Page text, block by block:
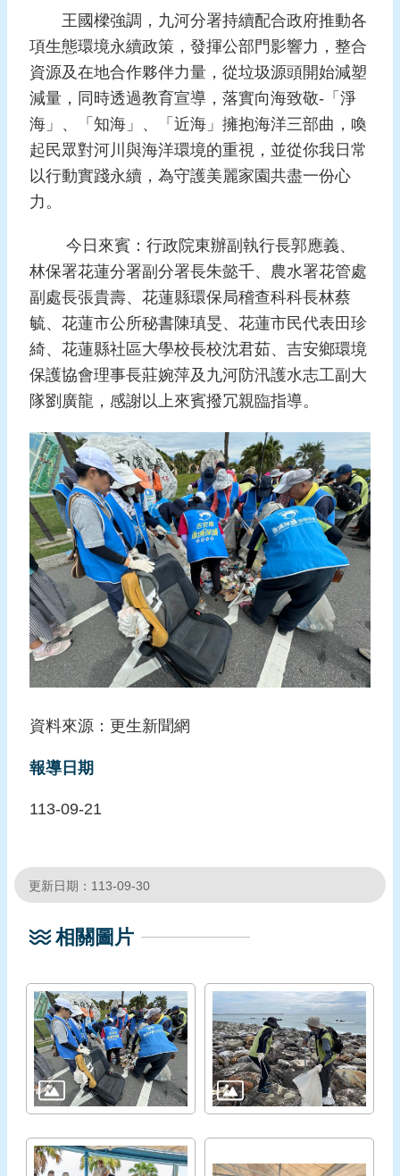
王國樑強調，九河分署持續配合政府推動各
項生態環境永續政策，發揮公部門影響力，整合
資源及在地合作夥伴力量，從垃圾源頭開始減塑
減量，同時透過教育宣導，落實向海致敬-「淨
海」、「知海」、「近海」擁抱海洋三部曲，喚
起民眾對河川與海洋環境的重視，並從你我日常
以行動實踐永續，為守護美麗家園共盡一份心
力。
今日來賓：行政院東辦副執行長郭應義、
林保署花蓮分署副分署長朱懿千、農水署花管處
副處長張貴壽、花蓮縣環保局稽查科科長林蔡
毓、花蓮市公所秘書陳瑱旻、花蓮市民代表田珍
綺、花蓮縣社區大學校長校沈君茹、吉安鄉環境
保護協會理事長莊婉萍及九河防汛護水志工副大
隊劉廣龍，感謝以上來賓撥冗親臨指導。
資料來源：更生新聞網
報導日期
113-09-21
更新日期：113-09-30
相關圖片